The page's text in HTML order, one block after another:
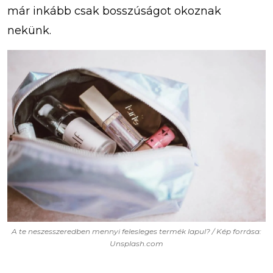
már inkább csak bosszúságot okoznak
nekünk.
A te neszesszeredben mennyi felesleges termék lapul? / Kép forrása:
Unsplash.com